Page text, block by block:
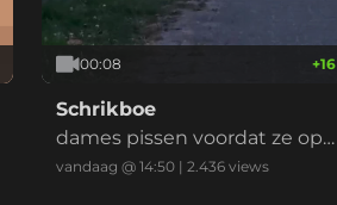
00:08 +16
Schrikboe
dames pissen voordat ze op
de plee zijn.
vandaag @ 14:50 |2.436 views